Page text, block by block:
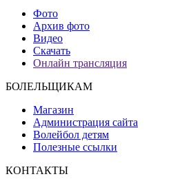
Фото
Архив фото
Видео
Скачать
Онлайн трансляция
БОЛЕЛЬЩИКАМ
Магазин
Администрация сайта
Волейбол детям
Полезные ссылки
КОНТАКТЫ